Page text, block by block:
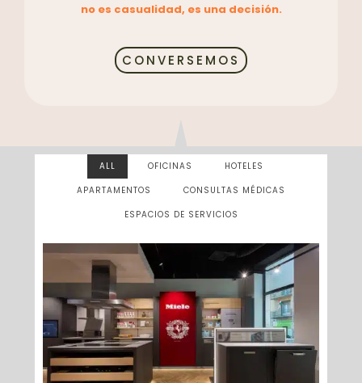
no es casualidad, es una decisión.
CONVERSEMOS
ALL OFICINAS
HOTELES
APARTAMENTOS
CONSULTAS MÉDICAS
ESPACIOS DE SERVICIOS